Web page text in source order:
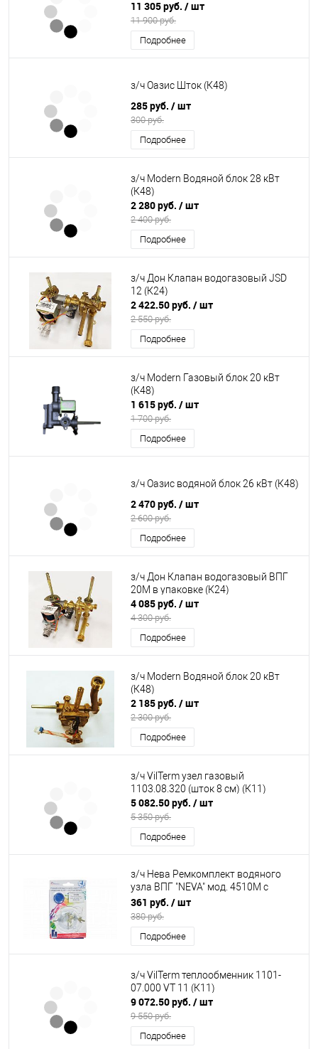
11 305 руб. / шт
11 900 руб.
Подробнее
з/ч Оазис Шток (К48)
285 руб. / шт
300 руб.
Подробнее
з/ч Modern Водяной блок 28 кВт
(К48)
2 280 руб. / шт
2 400 руб.
Подробнее
з/ч Дон Клапан водогазовый JSD
12 (К24)
2 422.50 руб. / шт
2 550 руб.
Подробнее
з/ч Modern Газовый блок 20 кВт
(К48)
1 615 руб. / шт
1 700 руб.
Подробнее
з/ч Оазис водяной блок 26 кВт (К48)
2 470 руб. / шт
2 600 руб.
Подробнее
з/ч Дон Клапан водогазовый ВПГ
20М в упаковке (К24)
4 085 руб. / шт
4 300 руб.
Подробнее
з/ч Modern Водяной блок 20 кВт
(К48)
2 185 руб. / шт
2 300 руб.
Подробнее
з/ч VilTerm узел газовый
1103.08.320 (шток 8 см) (К11)
5 082.50 руб. / шт
5 350 руб.
Подробнее
з/ч Нева Ремкомплект водяного
узла ВПГ "NEVA" мод. 4510М с
2013г.в. (в блистере) (К9)
361 руб. / шт
380 руб.
Подробнее
з/ч VilTerm теплообменник 1101-
07.000 VT 11 (К11)
9 072.50 руб. / шт
9 550 руб.
Подробнее